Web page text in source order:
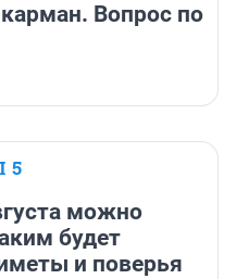
Вопрос по
5
можно
будет
и поверья